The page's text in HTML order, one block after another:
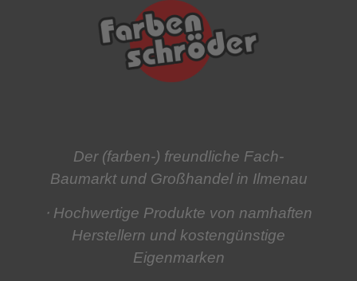
Der (farben-) freundliche Fach-
Baumarkt und Großhandel in Ilmenau
⋅ Hochwertige Produkte von namhaften
Herstellern und kostengünstige
Eigenmarken